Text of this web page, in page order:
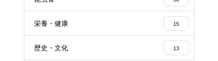
栄養・健康 15
歴史・文化 13